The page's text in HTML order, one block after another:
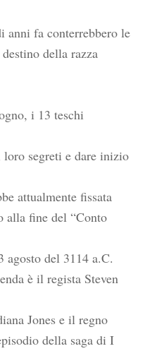
fa conterrebbero le
della razza
i 13 teschi
segreti e dare inizio
attualmente fissata
alla fine del “Conto
del 3114 a.C.
è il regista Steven
Jones e il regno
della saga di I